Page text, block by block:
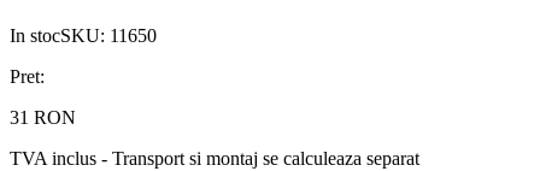
In stocSKU: 11650
Pret:
31 RON
TVA inclus - Transport si montaj se calculeaza separat